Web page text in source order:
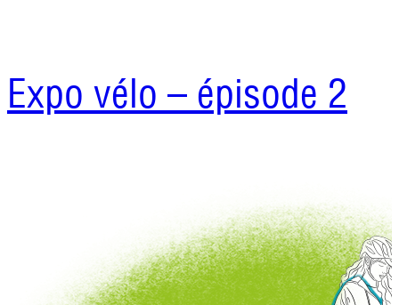
Expo vélo – épisode 2